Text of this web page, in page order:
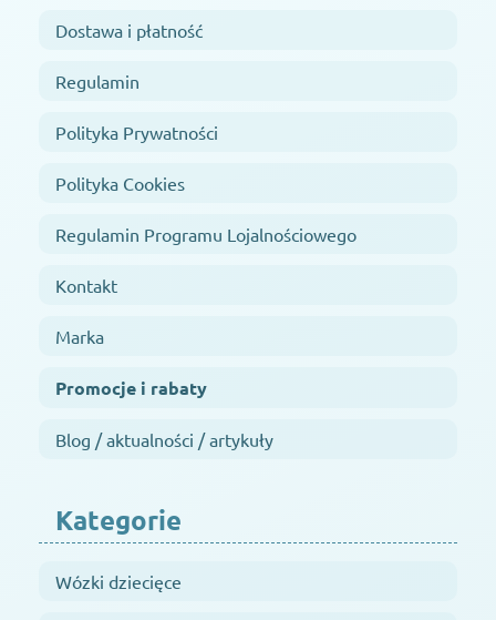
Dostawa i płatność
Regulamin
Polityka Prywatności
Polityka Cookies
Regulamin Programu Lojalnościowego
Kontakt
Marka
Promocje i rabaty
Blog / aktualności / artykuły
Kategorie
Wózki dziecięce